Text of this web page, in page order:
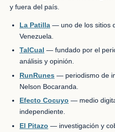
y fuera del país.
La Patilla — uno de los sitios
Venezuela.
TalCual — fundado por el
análisis y opinión.
RunRunes — periodismo de
Nelson Bocaranda.
Efecto Cocuyo — medio
independiente.
El Pitazo — investigación y